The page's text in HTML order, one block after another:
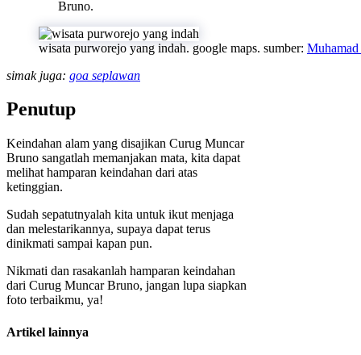
Bruno.
wisata purworejo yang indah. google maps. sumber:
simak juga: goa seplawan
Penutup
Keindahan alam yang disajikan Curug Muncar
Bruno sangatlah memanjakan mata, kita dapat
melihat hamparan keindahan dari atas
ketinggian.
Sudah sepatutnyalah kita untuk ikut menjaga
dan melestarikannya, supaya dapat terus
dinikmati sampai kapan pun.
Nikmati dan rasakanlah hamparan keindahan
dari Curug Muncar Bruno, jangan lupa siapkan
foto terbaikmu, ya!
Artikel lainnya